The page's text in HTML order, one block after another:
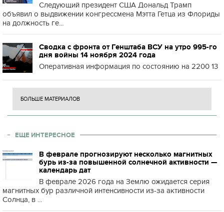
Следующий президент США Дональд Трамп
объявил о выдвижении конгрессмена Мэтта Гетца из Флориды
на должность ге...
Сводка с фронта от Генштаба ВСУ на утро 995-го
дня войны 14 ноября 2024 года
Оперативная информация по состоянию на 2200 13
БОЛЬШЕ МАТЕРИАЛОВ
ЕЩЕ ИНТЕРЕСНОЕ
В феврале прогнозируют несколько магнитных
бурь из-за повышенной солнечной активности —
календарь дат
В феврале 2026 года на Землю ожидается серия
магнитных бур различной интенсивности из-за активности
Солнца, в ...